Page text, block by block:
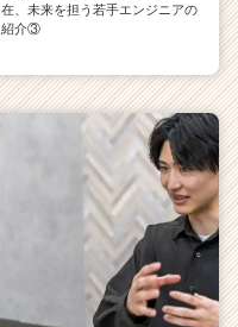
在、未来を担う若手エンジニアの
紹介③